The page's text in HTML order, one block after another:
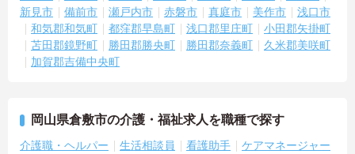
新見市
備前市 瀬戸内市 赤磐市 真庭市 美作市
浅口市
和気郡和気町
都窪郡早島町 浅口郡里庄町
小田郡矢掛町
苫田郡鏡野町
勝田郡勝央町 勝田郡奈義町
久米郡美咲町
加賀郡吉備中央町
岡山県倉敷市の介護・福祉求人を職種で探す
介護職・ヘルパー 生活相談員 看護助手
ケアマネージャー